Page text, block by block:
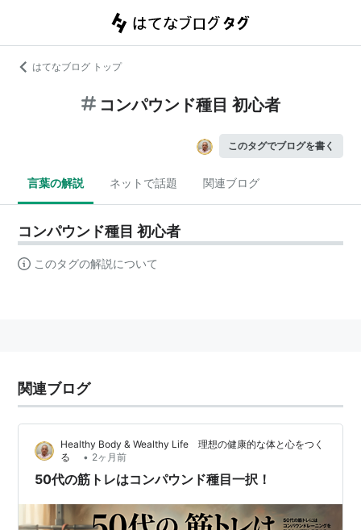
はてなブログ トップ
コンパウンド種目 初心者
このタグでブログを書く
言葉の解説 ネットで話題 関連ブログ
コンパウンド種目 初心者
このタグの解説について
関連ブログ
Healthy Body & Wealthy Life 理想の健康的な体と心をつく
る
• 2ヶ月前
50代の筋トレはコンパウンド種目一択！